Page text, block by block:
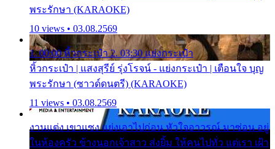
พระรักษา (KARAOKE)
10 views • 03.08.2569
1. 00:00 หิ้วกระเป๋า 2. 03:30 แย่งกระเป๋า
หิ้วกระเป๋า | แสงสุรีย์ รุ่งโรจน์ - แย่งกระเป๋า | เตือนใจ บุญ
พระรักษา (ซาวด์ดนตรี) (KARAOKE)
11 views • 03.08.2569
งานแต่ง เขาแซง แย่งเอาไปก่อน หัวใจอาวรณ์ มาซ่อน อยู่
ในห้องครัว ข้างนอกเจ้าสาว ส่งยิ้ม ให้คนไปทั่ว แต่เรา เฝ้า